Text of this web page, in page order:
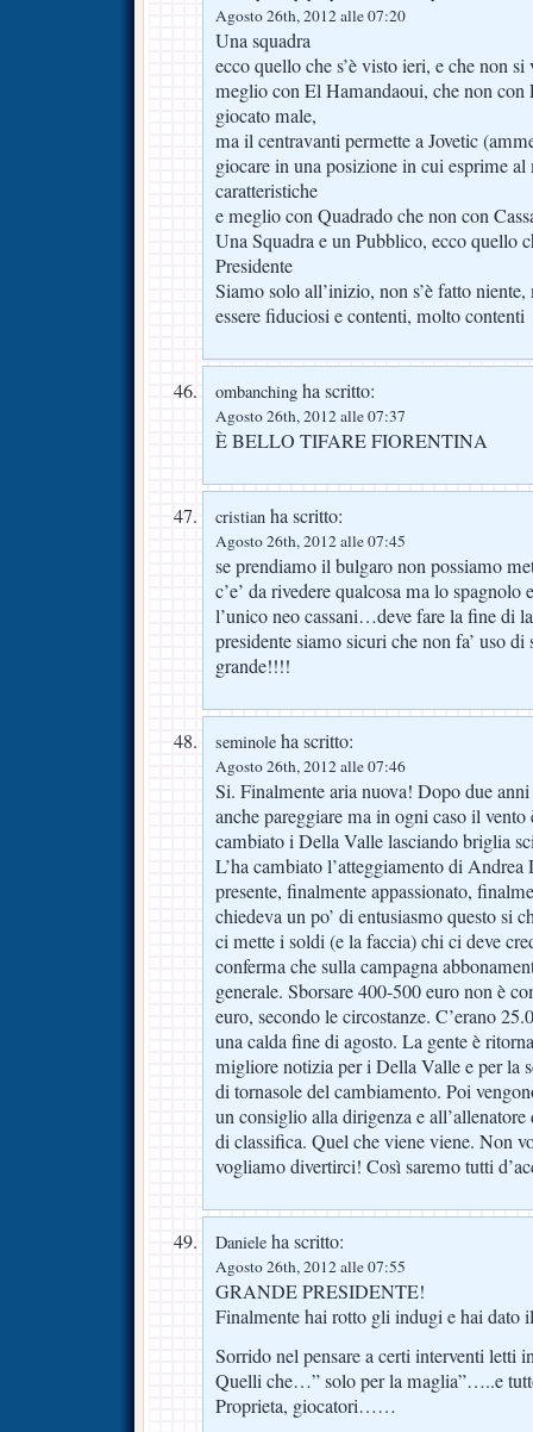
Agosto 26th, 2012 alle 07:20
Una squadra
ecco quello che s’è visto ieri, e che non si
meglio con El Hamandaoui, che non
giocato male,
ma il centravanti permette a Jovetic
giocare in una posizione in cui esprime al
caratteristiche
e meglio con Quadrado che non con
Una Squadra e un Pubblico, ecco quello
Presidente
Siamo solo all’inizio, non s’è fatto
essere fiduciosi e contenti, molto contenti
ombanching ha scritto:
Agosto 26th, 2012 alle 07:37
È BELLO TIFARE FIORENTINA
cristian ha scritto:
Agosto 26th, 2012 alle 07:45
se prendiamo il bulgaro non possiamo
c’e’ da rivedere qualcosa ma lo
l’unico neo cassani…deve fare la fine di
presidente siamo sicuri che non fa’ uso
grande!!!!
seminole ha scritto:
Agosto 26th, 2012 alle 07:46
Si. Finalmente aria nuova! Dopo due
anche pareggiare ma in ogni caso il vento
cambiato i Della Valle lasciando briglia
L’ha cambiato l’atteggiamento di
presente, finalmente appassionato,
chiedeva un po’ di entusiasmo questo si
ci mette i soldi (e la faccia) chi ci deve
conferma che sulla campagna
generale. Sborsare 400-500 euro non è
euro, secondo le circostanze. C’erano
una calda fine di agosto. La gente è
migliore notizia per i Della Valle e per la
di tornasole del cambiamento. Poi
un consiglio alla dirigenza e
di classifica. Quel che viene viene. Non
vogliamo divertirci! Così saremo tutti
Daniele ha scritto:
Agosto 26th, 2012 alle 07:55
GRANDE PRESIDENTE!
Finalmente hai rotto gli indugi e hai dato
Sorrido nel pensare a certi interventi letti
Quelli che…” solo per la maglia”…..e
Proprieta, giocatori……